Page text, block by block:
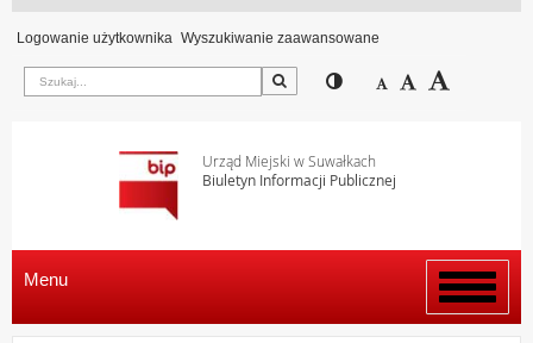
Logowanie użytkownika Wyszukiwanie zaawansowane
Szukaj Przełącz pomiędzy
Zmniejsz
Domyślny
Urząd Miejski w Suwałkach
Biuletyn Informacji Publicznej
Włącz
menu
Menu